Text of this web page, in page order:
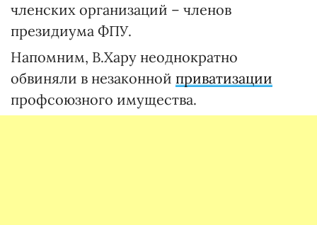
членских организаций – членов
президиума ФПУ.
Напомним, В.Хару неоднократно
обвиняли в незаконной приватизации
профсоюзного имущества.